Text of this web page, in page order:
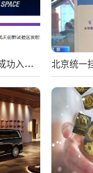
蓝箭航天宣布朱雀三号成功入轨，技术突破五大项，深入排查回收失败原因